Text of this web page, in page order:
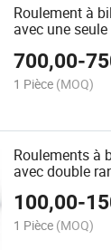
Roulement à
avec une
700,00-
1 Pièce (MOQ)
Roulements à
avec double
100,00-
1 Pièce (MOQ)